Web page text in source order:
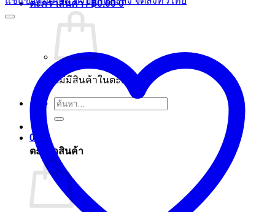
ตะกร้าสินค้า /฿0.00 0
ไม่มีสินค้าในตะกร้า
ค้นหา:
0
ตะกร้าสินค้า